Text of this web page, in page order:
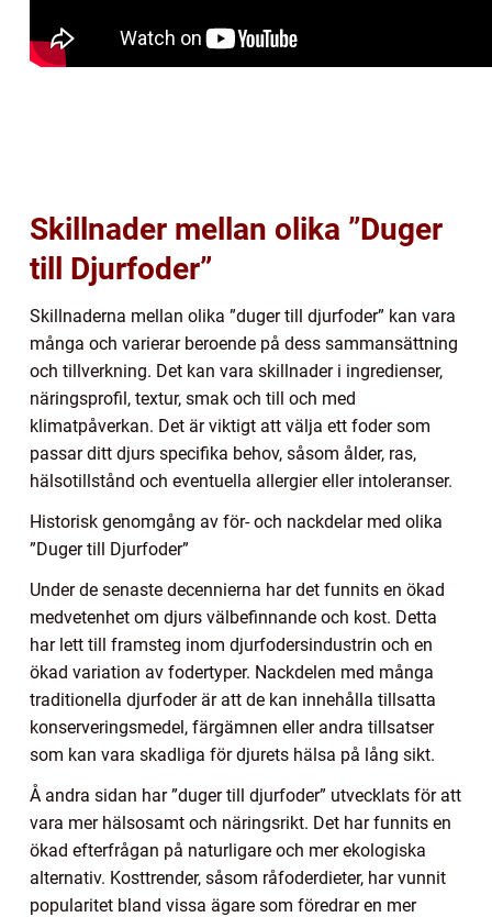
Skillnader mellan olika ”Duger
till Djurfoder”
Skillnaderna mellan olika ”duger till djurfoder” kan vara
många och varierar beroende på dess sammansättning
och tillverkning. Det kan vara skillnader i ingredienser,
näringsprofil, textur, smak och till och med
klimatpåverkan. Det är viktigt att välja ett foder som
passar ditt djurs specifika behov, såsom ålder, ras,
hälsotillstånd och eventuella allergier eller intoleranser.
Historisk genomgång av för- och nackdelar med olika
”Duger till Djurfoder”
Under de senaste decennierna har det funnits en ökad
medvetenhet om djurs välbefinnande och kost. Detta
har lett till framsteg inom djurfodersindustrin och en
ökad variation av fodertyper. Nackdelen med många
traditionella djurfoder är att de kan innehålla tillsatta
konserveringsmedel, färgämnen eller andra tillsatser
som kan vara skadliga för djurets hälsa på lång sikt.
Å andra sidan har ”duger till djurfoder” utvecklats för att
vara mer hälsosamt och näringsrikt. Det har funnits en
ökad efterfrågan på naturligare och mer ekologiska
alternativ. Kosttrender, såsom råfoderdieter, har vunnit
popularitet bland vissa ägare som föredrar en mer